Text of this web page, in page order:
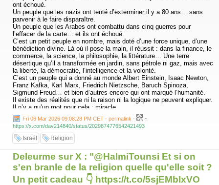
ont échoué.
Un peuple que les nazis ont tenté d’exterminer il y a 80 ans… sans
parvenir à le faire disparaître.
Un peuple que les Arabes ont combattu dans cinq guerres pour
l’effacer de la carte… et ils ont échoué.
C’est un petit peuple en nombre, mais doté d’une force unique, d’une
bénédiction divine. Là où il pose la main, il réussit : dans la finance, le
commerce, la science, la philosophie, la littérature… Une terre
désertique qu’il a transformée en jardin, sans pétrole ni gaz, mais avec
la liberté, la démocratie, l’intelligence et la volonté.
C’est un peuple qui a donné au monde Albert Einstein, Isaac Newton,
Franz Kafka, Karl Marx, Friedrich Nietzsche, Baruch Spinoza,
Sigmund Freud… et bien d’autres encore qui ont marqué l’humanité.
Il existe des réalités que ni la raison ni la logique ne peuvent expliquer.
Il n’y a qu’un mot pour cela : miracle.
Depuis deux ans et demi, ce peuple combat sur cinq fronts. On disait
qu’il s’épuiserait, qu’il allait s’effondrer… et pourtant, il surprend le
monde en ouvrant un nouveau front contre un ennemi iranien qui fait
peur à beaucoup, même parmi les régimes arabes.
Ce peuple, malgré son petit nombre, possède le courage des nobles, la
sagesse des prophètes, la patience des justes et la détermination des
survivants. Comment pourrait-il en être autrement, quand on sait qu’ils
sont les descendants d’Abraham, Solomon, David, Moses, Jacob,
Joseph… et de 1523 prophètes et messagers issus de leur lignée.
C’est un peuple qui a apporté au monde le monothéisme et la foi en un
Fri 06 Mar 2026 09:08:28 PM CET - permalink - -
https://x.com/dav214840/status/2029874776542421493
Israël Religion
Deleurme sur X : "@HalmiTounsi Et si on
s'en branle de la religion quelle qu'elle soit ?
Un petit cadeau 👇 https://t.co/5sjEMbIxVO